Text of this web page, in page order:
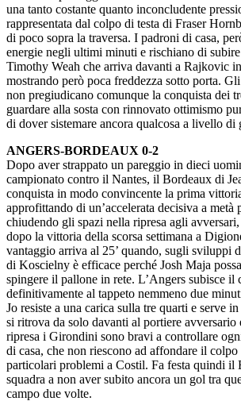
una tanto costante quanto inconcludente
rappresentata dal colpo di testa di Fraser
di poco sopra la traversa. I padroni di casa,
energie negli ultimi minuti e rischiano di
Timothy Weah che arriva davanti a Rajkovic
mostrando però poca freddezza sotto porta.
non pregiudicano comunque la conquista dei
guardare alla sosta con rinnovato ottimismo
di dover sistemare ancora qualcosa a livello di
ANGERS-BORDEAUX 0-2
Dopo aver strappato un pareggio in dieci
campionato contro il Nantes, il Bordeaux di
conquista in modo convincente la prima
approfittando di un’accelerata decisiva a metà
chiudendo gli spazi nella ripresa agli
dopo la vittoria della scorsa settimana a
vantaggio arriva al 25’ quando, sugli sviluppi
di Koscielny è efficace perché Josh Maja
spingere il pallone in rete. L’Angers subisce il
definitivamente al tappeto nemmeno due
Jo resiste a una carica sulla tre quarti e serve
si ritrova da solo davanti al portiere avversario
ripresa i Girondini sono bravi a controllare
di casa, che non riescono ad affondare il colpo
particolari problemi a Costil. Fa festa quindi il
squadra a non aver subito ancora un gol tra
campo due volte.